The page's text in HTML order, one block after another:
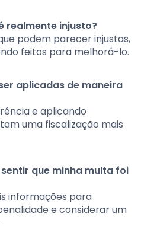
realmente injusto?
podem parecer injustas,
feitos para melhorá-lo.
aplicadas de maneira
e aplicando
uma fiscalização mais
que minha multa foi
informações para
e considerar um